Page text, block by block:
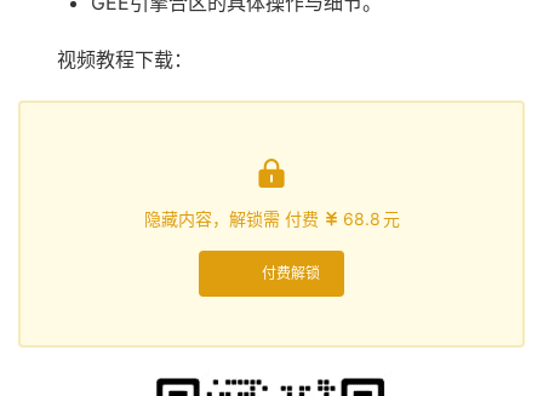
视频教程下载：

隐藏内容，解锁需 付费  68.8元
付费解锁